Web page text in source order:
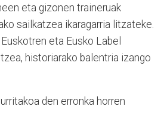
eta gizonen traineruak
sailkatzea ikaragarria litzateke.
eta Eusko Label
historiarako balentria izango
den erronka horren